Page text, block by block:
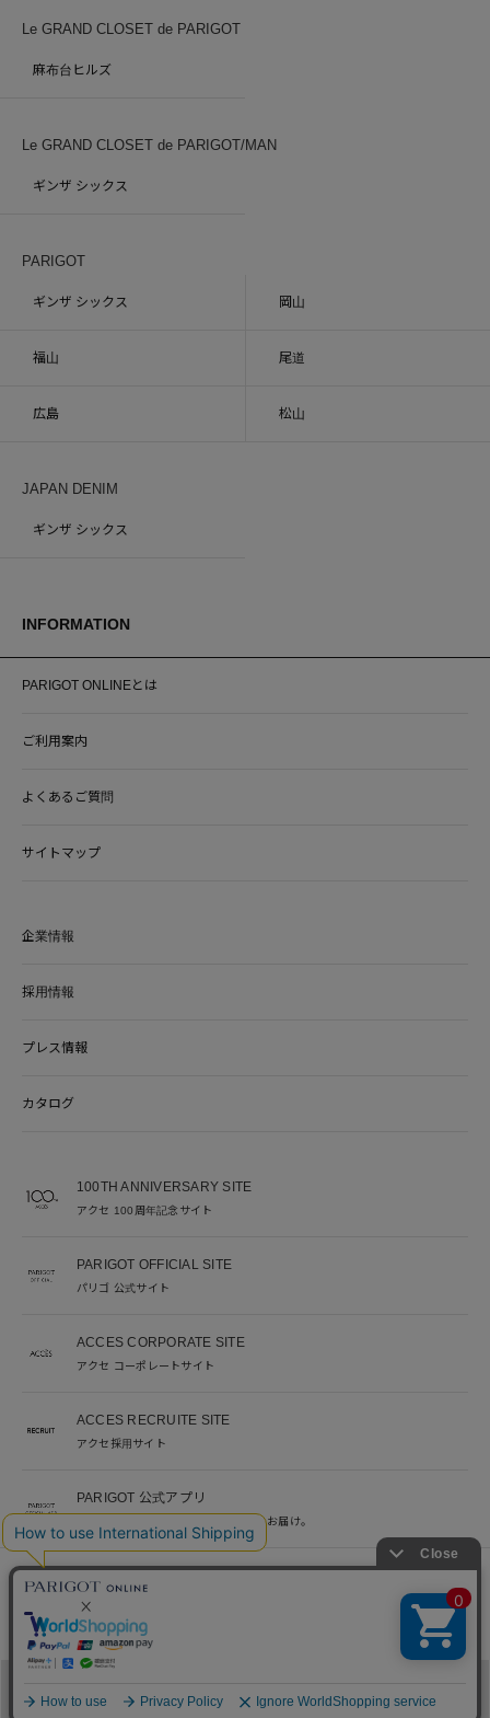
ブランド 閲覧履歴
Le GRAND CLOSET de PARIGOT
麻布台ヒルズ
Le GRAND CLOSET de PARIGOT/MAN
ギンザ シックス
PARIGOT
ギンザ シックス 岡山
福山 尾道
広島 松山
JAPAN DENIM
ギンザ シックス
INFORMATION
PARIGOT ONLINEとは
ご利用案内
よくあるご質問
サイトマップ
企業情報
採用情報
プレス情報
カタログ
100TH ANNIVERSARY SITE
アクセ 100周年記念サイト
PARIGOT OFFICIAL SITE
パリゴ 公式サイト
ACCES CORPORATE SITE
アクセ コーポレートサイト
ACCES RECRUITE SITE
アクセ採用サイト
PARIGOT 公式アプリ
新着情報を、プッシュ通知でいち早くお届け。
※当サイト掲載写真のオークションなどへの二次転用を固く禁じます。